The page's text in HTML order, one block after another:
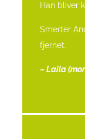
Han bliver
Smerter
fjernet.
– Laila